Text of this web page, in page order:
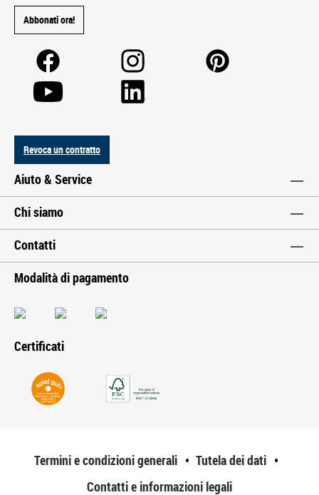
Abbonati ora!
Revoca un contratto
Aiuto & Service
Chi siamo
Contatti
Modalità di pagamento
Certificati
Termini e condizioni generali
Tutela dei dati
Contatti e informazioni legali